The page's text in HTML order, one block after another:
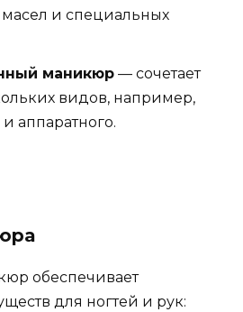
и специальных
маникюр — сочетает
видов, например,
аппаратного.
обеспечивает
для ногтей и рук: